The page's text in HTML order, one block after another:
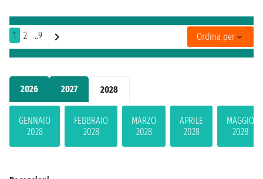
2026 2027 2028
GENNAIO
2028
FEBBRAIO
2028
MARZO
2028
APRILE
2028
MAGGIO
2028
1 2 ..9 Ordina per